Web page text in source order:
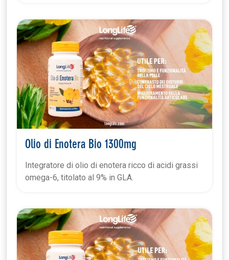
Olio di Enotera Bio 1300mg
Integratore di olio di enotera ricco di acidi grassi
omega-6, titolato al 9% in GLA.